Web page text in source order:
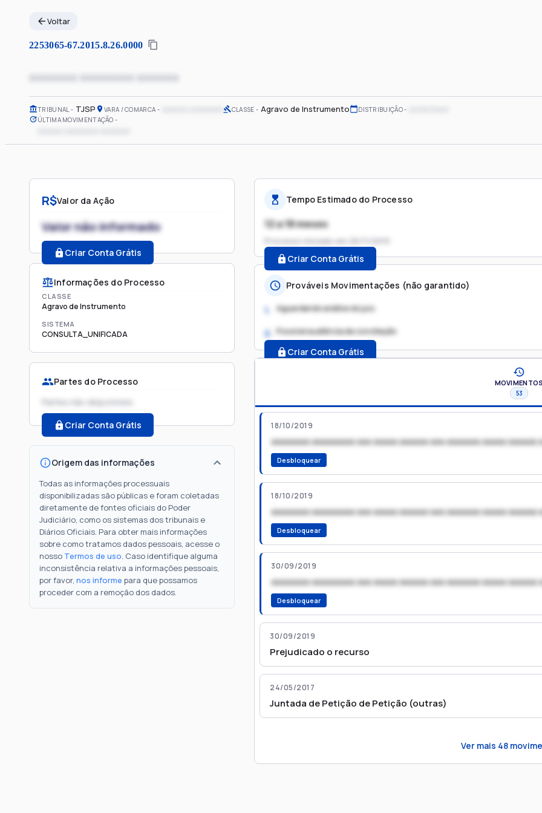
Voltar
2253065-67.2015.8.26.0000
xxxxxxxx xxxxxxxxx xxxxxxx
TRIBUNAL TJSP VARA / COMARCA CLASSE Agravo de Instrumento DISTRIBUIÇÃO
ÚLTIMA MOVIMENTAÇÃO
R$Valor da Ação
Valor não informado
Criar Conta Grátis
Informações do Processo
CLASSE
Agravo de Instrumento
SISTEMA
CONSULTA_UNIFICADA
Partes do Processo
Partes não disponíveis
Criar Conta Grátis
Origem das informações
Todas as informações processuais
disponibilizadas são públicas e foram coletadas
diretamente de fontes oficiais do Poder
Judiciário, como os sistemas dos tribunais e
Diários Oficiais. Para obter mais informações
sobre como tratamos dados pessoais, acesse o
nosso Termos de uso. Caso identifique alguma
inconsistência relativa a informações pessoais,
por favor, nos informe para que possamos
proceder com a remoção dos dados.
Tempo Estimado do Processo
12 a 18 meses
Processo iniciado em
Criar Conta Grátis
Prováveis Movimentações (não garantido)
1. Aguardando análise do juiz
2. Possível audiência de conciliação
Criar Conta Grátis
MOVIMENTOS
53
18/10/2019
xxxxxxxx xxxxxxxxx xxx xxxxx xxxxxx xxx xxxxxxx xxxxx xxxxxx
Desbloquear
18/10/2019
xxxxxxxx xxxxxxxxx xxx xxxxx xxxxxx xxx xxxxxxx xxxxx xxxxxx
Desbloquear
30/09/2019
xxxxxxxx xxxxxxxxx xxx xxxxx xxxxxx xxx xxxxxxx xxxxx xxxxxx
Desbloquear
30/09/2019
Prejudicado o recurso
24/05/2017
Juntada de Petição de Petição (outras)
Ver mais 48